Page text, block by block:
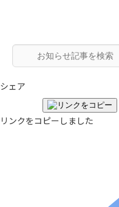
シェア
リンクをコピーしました